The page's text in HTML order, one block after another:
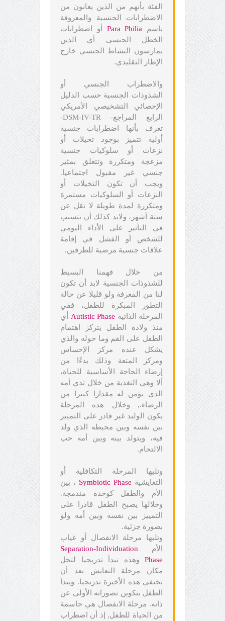
الفئة بأنهم من الذين يعانون من
الاضطرابات الجنسية والمعروفة
باسم Para Philia أو اضطرابات
الخطل الجنسي أي الذين
يمارسون النشاط الجنسي خارج
الإطار التقليدي.
والاضطراب الجنسي أو
الشذوذات الجنسية حسب الدليل
الإحصائي التشخيصي الأمريكي
الرابع المراجع- DSM-IV-TR-
تعرف بأنها اضطرابات جنسية
أولية تتميز بوجود تخيلات أو
نزعات أو سلوكيات جنسية
مزعجة ومتكررة وتتعلق بمثير
جنسي غير مقبول اجتماعيا.
ويجب أن تكون التخيلات أو
النزعات أو السلوكيات مستمرة
ومتكررة لمدة طويلة لا تقل عن
ستة أشهر، ولابد كذلك أن تتسبب
في التأثير على الأداء اليومي
للشخص أو الفشل في إقامة
علاقات جنسية مرضية للطرفين.
من خلال فهمنا البسيط
للشذوذات الجنسية لابد أن تكون
لنا من المعرفة ولو قليلا عن حالة
التطور المبكرة للطفل، ففي
المرحلة الذاتية Autistic Phase أي
منذ ولادة الطفل يتركز اهتمام
الطفل على الفم وما حوله والذي
يشكل عنده مركز الإحساس
ومركز المتعة وذلك بدءًا من
إرضاء الحاجة الأساسية للحياة،
ألا وهي التغذية من خلال ثدي أمه
الذي يؤمن له مقدارا كبيرا من
الرضاء., وخلال هذه المرحلة
يكون الوليد غير قادر على التمييز
بين نفسه وبين محيطه الذي ولد
فيه، ويتولد بينه وبين أمه حب
الالتحام.
وتليها المرحلة التكافلية أو
التعايشية Symbiotic Phase ، بين
الأم والطفل كوحدة مندمجة.
وخلالها يصبح الطفل قادرا على
التمييز بين نفسه وبين أمه ولو
بصورة جزئية.
وتليها مرحلة الانفصال أو غياب
الأم Separation-Individuation
Phase وهذه تبدأ تدريجيا لتحل
مكان مرحلة التعايش بعد أن
تختفي هذه الأخيرة تدريجيا. ويبدأ
الطفل بتكوين تصوراته الأولى عن
ذاته. مرحلة الانفصال هي حاسمة
من الحياة للطفل, إذ أن اضطراب